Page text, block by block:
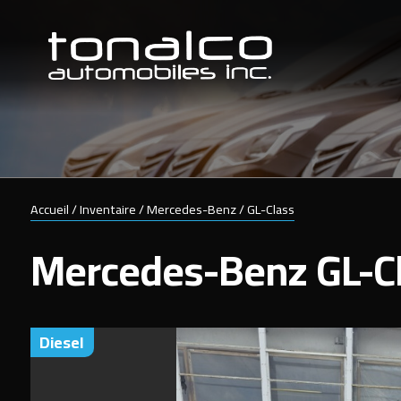
Accueil/Inventaire/Mercedes-Benz/GL-Class
Mercedes-BenzGL-
diesel